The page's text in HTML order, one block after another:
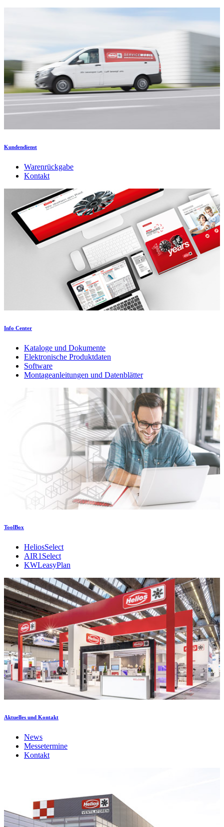
Kundendienst
Warenrückgabe
Kontakt
Info Center
Kataloge und Dokumente
Elektronische Produktdaten
Software
Montageanleitungen und Datenblätter
ToolBox
HeliosSelect
AIR1Select
KWLeasyPlan
Aktuelles und Kontakt
News
Messetermine
Kontakt